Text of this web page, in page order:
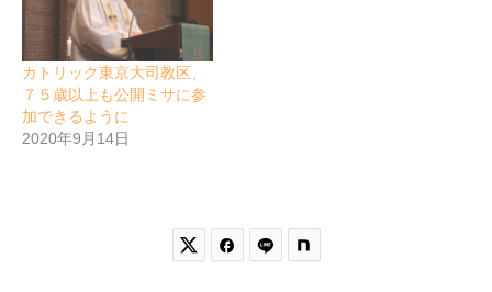
カトリック東京大司教区、
７５歳以上も公開ミサに参
加できるように
2020年9月14日
 